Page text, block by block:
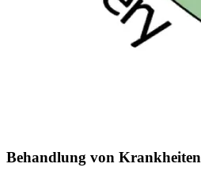
Behandlung von Krankheiten